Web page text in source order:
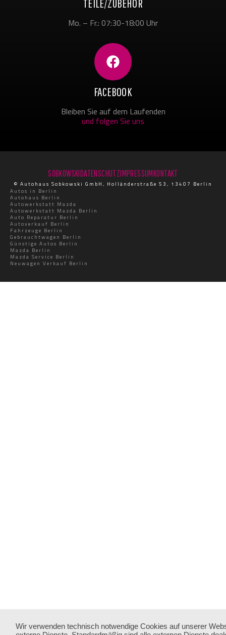
TEILE/ZUBEHÖR
Mo. – Fr.: 07:30-18:00 Uhr
FACEBOOK
Bleiben Sie auf dem Laufenden
und folgen Sie uns
SOBKOWSKIDATENSCHUTZIMPRESSUMKONTAKT
© Autohaus Sobkowski GmbH, Holländerstraße 53, 13407 Berlin
Autos in Berlin
Autohaus Berlin
Autowerkstatt Mazda
Autowerkstatt Mazda Berlin
Auto Reparatur Berlin
Autoverkauf Berlin
Fahrzeuge Berlin
Gebrauchtwagen Berlin
Günstige Autos Berlin
Mazda Berlin
Mazda Service Berlin
Neuwagen Verkauf Berlin
Wir verwenden technisch notwendige Cookies auf unserer